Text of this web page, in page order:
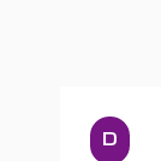
D